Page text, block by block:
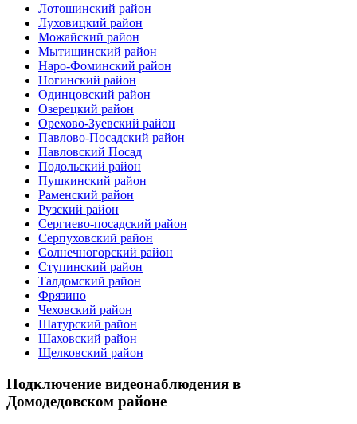
Лотошинский район
Луховицкий район
Можайский район
Мытищинский район
Наро-Фоминский район
Ногинский район
Одинцовский район
Озерецкий район
Орехово-Зуевский район
Павлово-Посадский район
Павловский Посад
Подольский район
Пушкинский район
Раменский район
Рузский район
Сергиево-посадский район
Серпуховский район
Солнечногорский район
Ступинский район
Талдомский район
Фрязино
Чеховский район
Шатурский район
Шаховский район
Щелковский район
Подключение видеонаблюдения в
Домодедовском районе